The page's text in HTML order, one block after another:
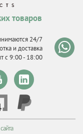
товаров
24/7
и доставка
с 9:00 - 18:00